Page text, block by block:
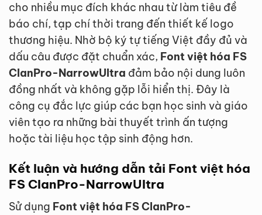
cho nhiều mục đích khác nhau từ làm tiêu đề
báo chí, tạp chí thời trang đến thiết kế logo
thương hiệu. Nhờ bộ ký tự tiếng Việt đầy đủ và
dấu câu được đặt chuẩn xác, Font việt hóa FS
ClanPro-NarrowUltra đảm bảo nội dung luôn
đồng nhất và không gặp lỗi hiển thị. Đây là
công cụ đắc lực giúp các bạn học sinh và giáo
viên tạo ra những bài thuyết trình ấn tượng
hoặc tài liệu học tập sinh động hơn.
Kết luận và hướng dẫn tải Font việt hóa
FS ClanPro-NarrowUltra
Sử dụng Font việt hóa FS ClanPro-